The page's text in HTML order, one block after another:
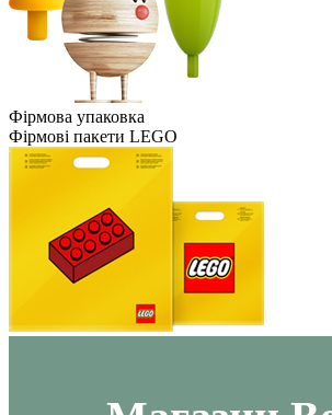
Фірмова упаковка
Фірмові пакети LEGO